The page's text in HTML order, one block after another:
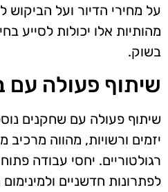
על מחירי הדיור ועל הביקוש
מהותיות אלו יכולות לסייע
בשוק.
שיתוף פעולה עם
שיתוף פעולה עם שחקנים
יזמים ורשויות, מהווה מרכיב
רגולטוריים. יחסי עבודה
לפתרונות חדשניים